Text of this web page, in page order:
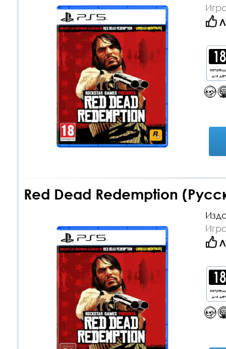
для
Red Dead Redemption
для